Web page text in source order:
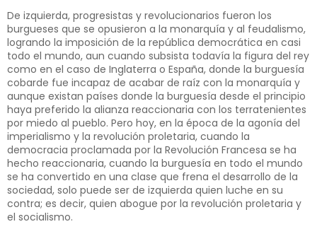
De izquierda, progresistas y revolucionarios fueron los
burgueses que se opusieron a la monarquía y al feudalismo,
logrando la imposición de la república democrática en casi
todo el mundo, aun cuando subsista todavía la figura del rey
como en el caso de Inglaterra o España, donde la burguesía
cobarde fue incapaz de acabar de raíz con la monarquía y
aunque existan países donde la burguesía desde el principio
haya preferido la alianza reaccionaria con los terratenientes
por miedo al pueblo. Pero hoy, en la época de la agonía del
imperialismo y la revolución proletaria, cuando la
democracia proclamada por la Revolución Francesa se ha
hecho reaccionaria, cuando la burguesía en todo el mundo
se ha convertido en una clase que frena el desarrollo de la
sociedad, solo puede ser de izquierda quien luche en su
contra; es decir, quien abogue por la revolución proletaria y
el socialismo.